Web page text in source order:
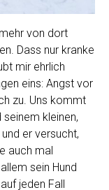
von dort
Dass nur kranke
mir ehrlich
eins: Angst vor
zu. Uns kommt
kleinen,
er versucht,
auch mal
sein Hund
jeden Fall